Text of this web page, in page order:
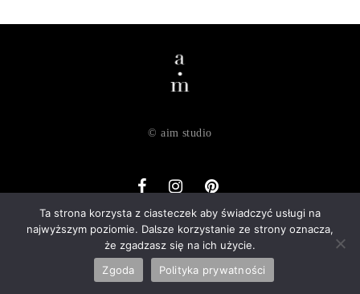
Ta strona korzysta z ciasteczek aby świadczyć usługi na
najwyższym poziomie. Dalsze korzystanie ze strony oznacza,
że zgadzasz się na ich użycie.
Zgoda
Polityka prywatności
© aim studio
o nas dostawa zwroty regulamin
polityka prywatności
kontakt